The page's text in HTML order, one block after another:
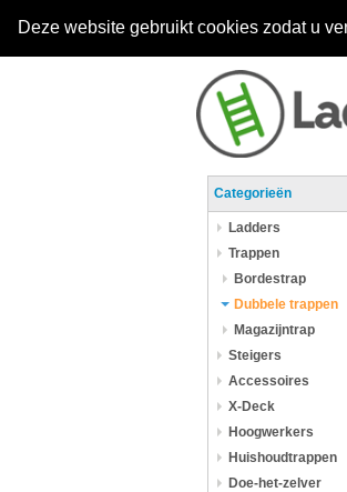
Deze website gebruikt cookies zodat u
Categorieën
Ladders
Trappen
Bordestrap
Dubbele trappen
Magazijntrap
Steigers
Accessoires
X-Deck
Hoogwerkers
Huishoudtrappen
Doe-het-zelver